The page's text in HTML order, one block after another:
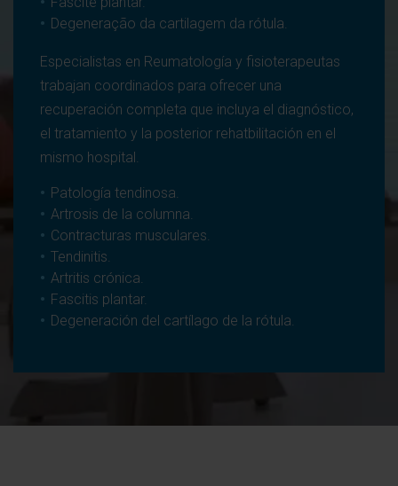
Degeneração da cartilagem da rótula.
Especialistas en Reumatología y fisioterapeutas
trabajan coordinados para ofrecer una
recuperación completa que incluya el diagnóstico,
el tratamiento y la posterior rehatbilitación en el
mismo hospital.
Patología tendinosa.
Artrosis de la columna.
Contracturas musculares.
Tendinitis.
Artritis crónica.
Fascitis plantar.
Degeneración del cartílago de la rótula.